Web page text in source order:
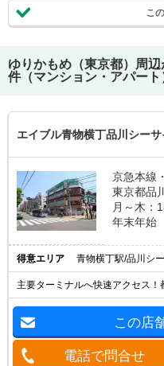
こ
ゆりかもめ（東京都）
周
件（マンション・アパート
エイブル青物横丁品川シー
京急本線
東京都品
月～木：
年末年始
得意エリア 青物横丁駅/品川シ
主要ターミナルへ快速アクセス
この店
電話で問合せ